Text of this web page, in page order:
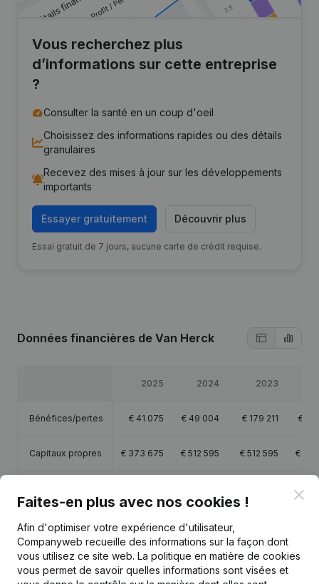
Vous recherchez plus
d’informations sur cette entreprise
?
Consulter la santé en un coup d'oeil
Choisissez des informations rapides ou des détails
granulaires
Recevez des mises à jour sur les développements
importants
Essayer gratuitement Découvrir plus
Essai gratuit de 7 jours, aucune carte de crédit requise.
Données financières de Van Herck
2025 2024 2023
Bénéfices/pertes € 41 075 € 49 004 € 179 211 €
Capitaux propres € 373 675 € 512 595 € 512 595 €
€
Publicationsde Van Herck
Faites-en plus avec nos cookies !
Afin d'optimiser votre expérience d'utilisateur,
Companyweb recueille des informations sur la façon dont
vous utilisez ce site web. La politique en matière de cookies
vous permet de savoir quelles informations sont visées et